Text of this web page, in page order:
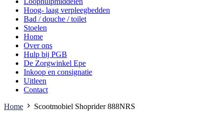
Hoog- laag verpleegbedden
Bad / douche / toilet
Stoelen
Home
Over ons
Hulp bij PGB
De Zorgwinkel Epe
Inkoop en consignatie
Uitleen
Contact
Home
Scootmobiel Shoprider 888NRS